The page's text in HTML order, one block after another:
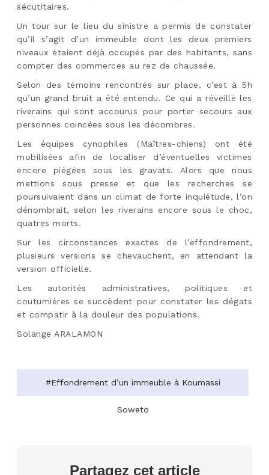
sécutitaires.
Un tour sur le lieu du sinistre a permis de constater
qu’il s’agit d’un immeuble dont les deux premiers
niveaux étaient déjà occupés par des habitants, sans
compter des commerces au rez de chaussée.
Selon des témoins rencontrés sur place, c’est à 5h
qu’un grand bruit a été entendu. Ce qui a réveillé les
riverains qui sont accourus pour porter secours aux
personnes coincées sous les décombres.
Les équipes cynophiles (Maîtres-chiens) ont été
mobilisées afin de localiser d’éventuelles victimes
encore piégées sous les gravats. Alors que nous
mettions sous presse et que les recherches se
poursuivaient dans un climat de forte inquiétude, l’on
dénombrait, selon les riverains encore sous le choc,
quatres morts.
Sur les circonstances exactes de l’effondrement,
plusieurs versions se chevauchent, en attendant la
version officielle.
Les autorités administratives, politiques et
coutumières se succèdent pour constater les dégats
et compatir à la douleur des populations.
Solange ARALAMON
#Effondrement d’un immeuble à Koumassi
Soweto
Partagez cet article